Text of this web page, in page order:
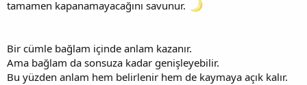
tamamen kapanamayacağını savunur.
Bir cümle bağlam içinde anlam kazanır.
Ama bağlam da sonsuza kadar genişleyebilir.
Bu yüzden anlam hem belirlenir hem de kaymaya açık kalır.